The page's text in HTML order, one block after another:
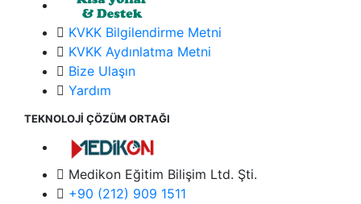
KVKK Bilgilendirme Metni
KVKK Aydınlatma Metni
Bize Ulaşın
Yardım
TEKNOLOJİ ÇÖZÜM ORTAĞI
Medikon Eğitim Bilişim Ltd. Şti.
+90 (212) 909 1511